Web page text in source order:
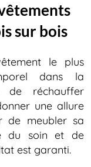
sur bois
le plus
dans la
de réchauffer
une allure
de meubler sa
du soin et de
est garanti.